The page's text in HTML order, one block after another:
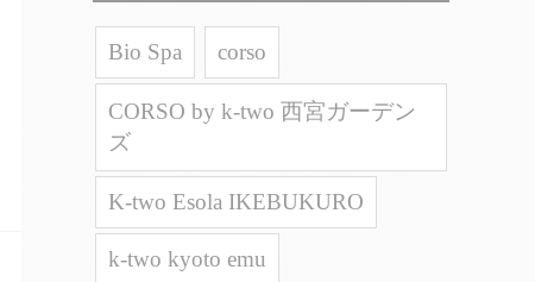
Bio Spa corso
CORSO by k-two 西宮ガーデン
ズ
K-two Esola IKEBUKURO
k-two kyoto emu